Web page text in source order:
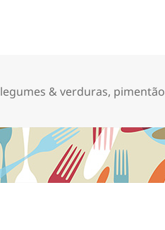
Categorias
legumes & verduras, pimentão